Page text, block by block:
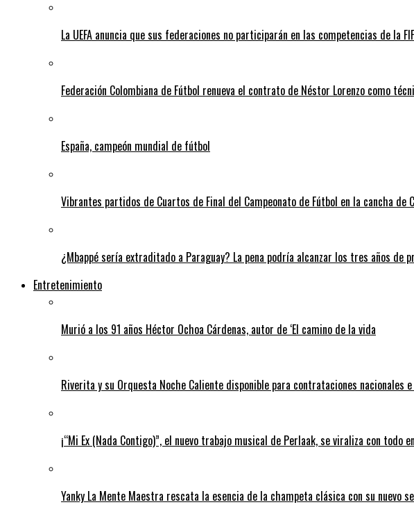
La UEFA anuncia que sus federaciones no participarán en las competencias de la
Federación Colombiana de Fútbol renueva el contrato de Néstor Lorenzo como
España, campeón mundial de fútbol
Vibrantes partidos de Cuartos de Final del Campeonato de Fútbol en la cancha de
¿Mbappé sería extraditado a Paraguay? La pena podría alcanzar los tres años de
Entretenimiento
Murió a los 91 años Héctor Ochoa Cárdenas, autor de ‘El camino de la vida
Riverita y su Orquesta Noche Caliente disponible para contrataciones nacionales
¡“Mi Ex (Nada Contigo)”, el nuevo trabajo musical de Perlaak, se viraliza con
Yanky La Mente Maestra rescata la esencia de la champeta clásica con su nuevo